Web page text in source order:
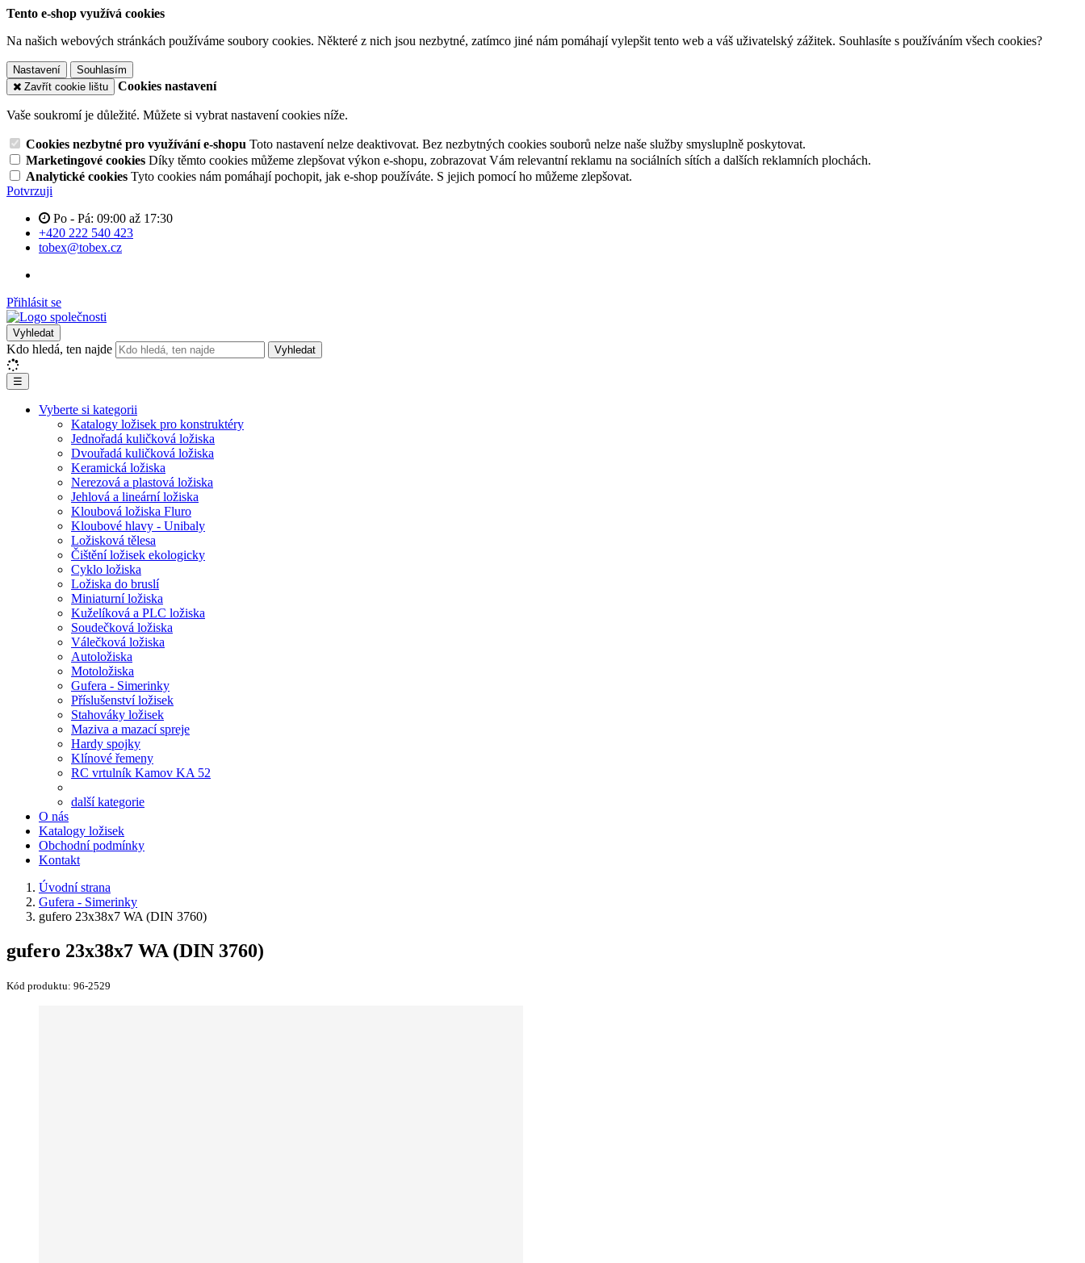
Tento e-shop využívá cookies
Na našich webových stránkách používáme soubory cookies. Některé z nich jsou nezbytné, zatímco jiné nám pomáhají vylepšit tento web a váš uživatelský zážitek. Souhlasíte s používáním všech cookies?
Nastavení
Souhlasím
Zavřít cookie lištu
Cookies nastavení
Vaše soukromí je důležité. Můžete si vybrat nastavení cookies níže.
Cookies nezbytné pro využívání e-shopu Toto nastavení nelze deaktivovat. Bez nezbytných cookies souborů nelze naše služby smysluplně poskytovat.
Marketingové cookies Díky těmto cookies můžeme zlepšovat výkon e-shopu, zobrazovat Vám relevantní reklamu na sociálních sítích a dalších reklamních plochách.
Analytické cookies Tyto cookies nám pomáhají pochopit, jak e-shop používáte. S jejich pomocí ho můžeme zlepšovat.
Potvrzuji
Po - Pá: 09:00 až 17:30
+420 222 540 423
tobex@tobex.cz
Přihlásit se
Vyhledat
Kdo hledá, ten najde Vyhledat
☰
Vyberte si kategorii
Katalogy ložisek pro konstruktéry
Jednořadá kuličková ložiska
Dvouřadá kuličková ložiska
Keramická ložiska
Nerezová a plastová ložiska
Jehlová a lineární ložiska
Kloubová ložiska Fluro
Kloubové hlavy - Unibaly
Ložisková tělesa
Čištění ložisek ekologicky
Cyklo ložiska
Ložiska do bruslí
Miniaturní ložiska
Kuželíková a PLC ložiska
Soudečková ložiska
Válečková ložiska
Autoložiska
Motoložiska
Gufera - Simerinky
Příslušenství ložisek
Stahováky ložisek
Maziva a mazací spreje
Hardy spojky
Klínové řemeny
RC vrtulník Kamov KA 52
další kategorie
O nás
Katalogy ložisek
Obchodní podmínky
Kontakt
Úvodní strana
Gufera - Simerinky
gufero 23x38x7 WA (DIN 3760)
gufero 23x38x7 WA (DIN 3760)
Kód produktu: 96-2529